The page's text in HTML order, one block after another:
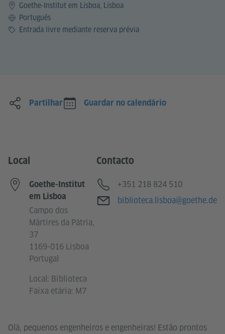
Goethe-Institut em Lisboa, Lisboa
IdiomaPortuguês
PreçoEntrada livre mediante reserva prévia
Olá, pequenos engenheiros e engenheiras! Estão prontos
Partilhar Guardar no calendário
Local
Goethe-Institut
em Lisboa
Campo dos
Mártires da Pátria,
37
1169-016 Lisboa
Portugal
Local: Biblioteca
Faixa etária: M7
Contacto
Telefone
+351 218 824 510
E-mail
biblioteca.lisboa@goethe.de